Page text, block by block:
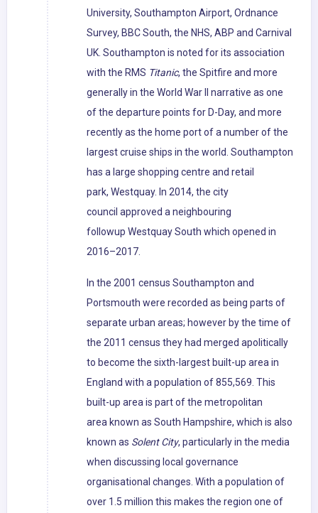
University, Southampton Airport, Ordnance
Survey, BBC South, the NHS, ABP and Carnival
UK. Southampton is noted for its association
with the RMS Titanic, the Spitfire and more
generally in the World War II narrative as one
of the departure points for D-Day, and more
recently as the home port of a number of the
largest cruise ships in the world. Southampton
has a large shopping centre and retail
park, Westquay. In 2014, the city
council approved a neighbouring
followup Westquay South which opened in
2016–2017.
In the 2001 census Southampton and
Portsmouth were recorded as being parts of
separate urban areas; however by the time of
the 2011 census they had merged apolitically
to become the sixth-largest built-up area in
England with a population of 855,569. This
built-up area is part of the metropolitan
area known as South Hampshire, which is also
known as Solent City, particularly in the media
when discussing local governance
organisational changes. With a population of
over 1.5 million this makes the region one of